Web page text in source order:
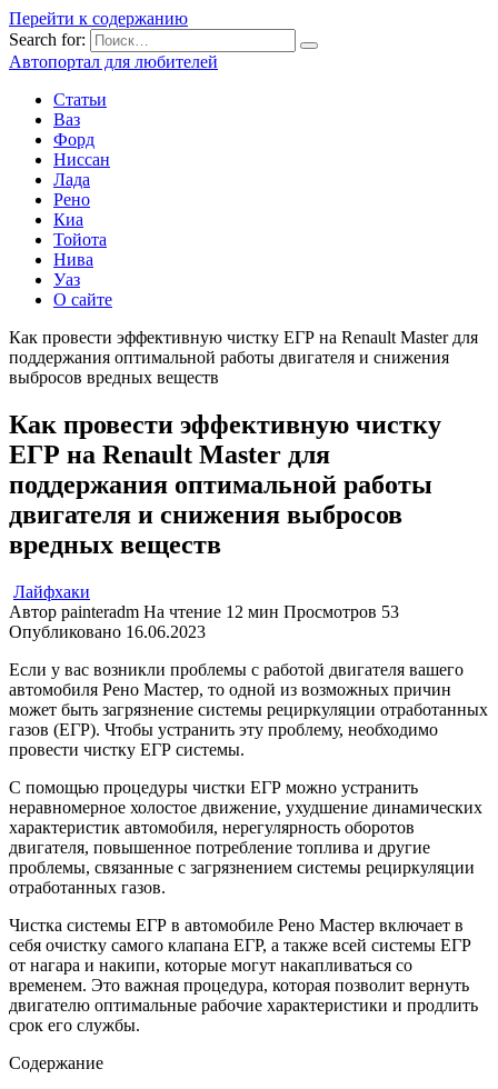
Перейти к содержанию
Search for:
Автопортал для любителей
Статьи
Ваз
Форд
Ниссан
Лада
Рено
Киа
Тойота
Нива
Уаз
О сайте
Как провести эффективную чистку ЕГР на Renault Master для
поддержания оптимальной работы двигателя и снижения
выбросов вредных веществ
Как провести эффективную чистку
ЕГР на Renault Master для
поддержания оптимальной работы
двигателя и снижения выбросов
вредных веществ
Лайфхаки
Автор painteradm На чтение 12 мин Просмотров 53
Опубликовано 16.06.2023
Если у вас возникли проблемы с работой двигателя вашего
автомобиля Рено Мастер, то одной из возможных причин
может быть загрязнение системы рециркуляции отработанных
газов (ЕГР). Чтобы устранить эту проблему, необходимо
провести чистку ЕГР системы.
С помощью процедуры чистки ЕГР можно устранить
неравномерное холостое движение, ухудшение динамических
характеристик автомобиля, нерегулярность оборотов
двигателя, повышенное потребление топлива и другие
проблемы, связанные с загрязнением системы рециркуляции
отработанных газов.
Чистка системы ЕГР в автомобиле Рено Мастер включает в
себя очистку самого клапана ЕГР, а также всей системы ЕГР
от нагара и накипи, которые могут накапливаться со
временем. Это важная процедура, которая позволит вернуть
двигателю оптимальные рабочие характеристики и продлить
срок его службы.
Содержание